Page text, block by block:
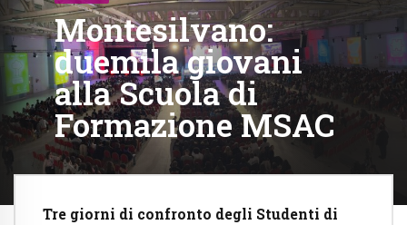
Montesilvano:
duemila giovani
alla Scuola di
Formazione MSAC
Tre giorni di confronto degli Studenti di